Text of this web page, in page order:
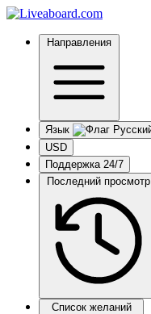
Направления
Язык
USD
Поддержка 24/7
Последний просмотр
Список желаний